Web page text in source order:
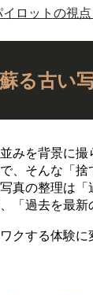
イロットの視
る古い
みを背景に
、そんな「
真の整理は
「過去を最
クする体験に